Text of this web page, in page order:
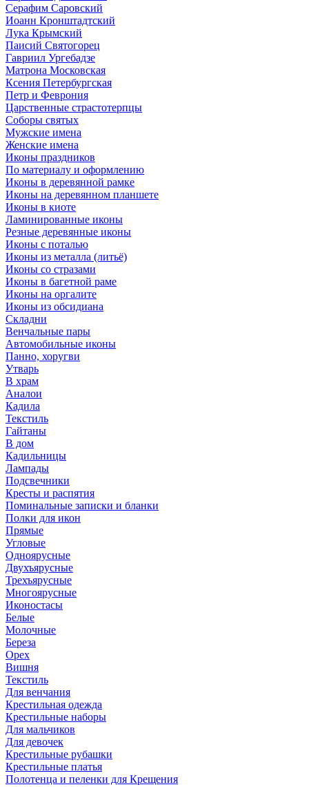
Серафим Саровский
Иоанн Кронштадтский
Лука Крымский
Паисий Святогорец
Гавриил Ургебадзе
Матрона Московская
Ксения Петербургская
Петр и Феврония
Царственные страстотерпцы
Соборы святых
Мужские имена
Женские имена
Иконы праздников
По материалу и оформлению
Иконы в деревянной рамке
Иконы на деревянном планшете
Иконы в киоте
Ламинированные иконы
Резные деревянные иконы
Иконы с поталью
Иконы из металла (литьё)
Иконы со стразами
Иконы в багетной раме
Иконы на оргалите
Иконы из обсидиана
Складни
Венчальные пары
Автомобильные иконы
Панно, хоругви
Утварь
В храм
Аналои
Кадила
Текстиль
Гайтаны
В дом
Кадильницы
Лампады
Подсвечники
Кресты и распятия
Поминальные записки и бланки
Полки для икон
Прямые
Угловые
Одноярусные
Двухъярусные
Трехъярусные
Многоярусные
Иконостасы
Белые
Молочные
Береза
Орех
Вишня
Текстиль
Для венчания
Крестильная одежда
Крестильные наборы
Для мальчиков
Для девочек
Крестильные рубашки
Крестильные платья
Полотенца и пеленки для Крещения